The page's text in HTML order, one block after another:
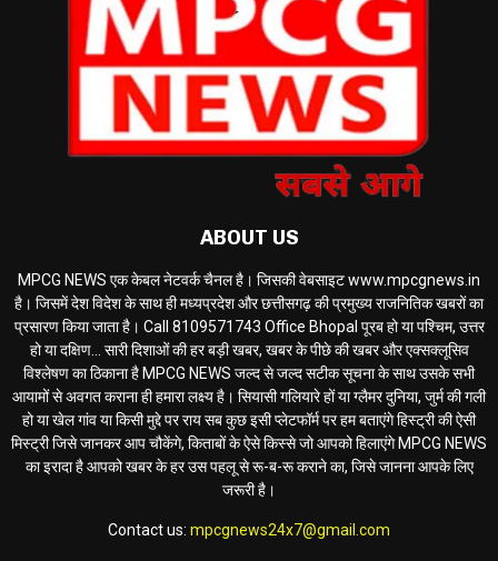
ABOUT US
MPCG NEWS एक केबल नेटवर्क चैनल है। जिसकी वेबसाइट www.mpcgnews.in
है। जिसमें देश विदेश के साथ ही मध्यप्रदेश और छत्तीसगढ़ की प्रमुख्य राजनितिक खबरों का
प्रसारण किया जाता है। Call 8109571743 Office Bhopal पूरब हो या पश्चिम, उत्तर
हो या दक्षिण... सारी दिशाओं की हर बड़ी खबर, खबर के पीछे की खबर और एक्सक्लूसिव
विश्लेषण का ठिकाना है MPCG NEWS जल्द से जल्द सटीक सूचना के साथ उसके सभी
आयामों से अवगत कराना ही हमारा लक्ष्य है। सियासी गलियारे हों या ग्लैमर दुनिया, जुर्म की गली
हो या खेल गांव या किसी मुद्दे पर राय सब कुछ इसी प्लेटफॉर्म पर हम बताएंगे हिस्ट्री की ऐसी
मिस्ट्री जिसे जानकर आप चौकेंगे, किताबों के ऐसे किस्से जो आपको हिलाएंगे MPCG NEWS
का इरादा है आपको खबर के हर उस पहलू से रू-ब-रू कराने का, जिसे जानना आपके लिए
जरूरी है।
Contact us: mpcgnews24x7@gmail.com